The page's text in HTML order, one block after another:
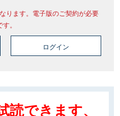
ります。電子版のご契約が必要
。
ログイン
できます、